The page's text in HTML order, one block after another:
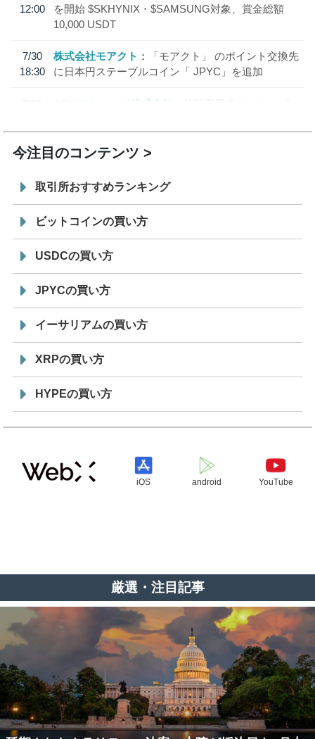
12:00
を開始 $SKHYNIX・$SAMSUNG対象、賞金総額
10,000 USDT
7/30
18:30
株式会社モアクト
「モアクト」 のポイント交換先
に日本円ステーブルコイン「 JPYC」を追加
7/29
SBI VCトレード株式会社
信託型円建てステーブル
今注目のコンテンツ
取引所おすすめランキング
ビットコインの買い方
USDCの買い方
JPYCの買い方
イーサリアムの買い方
XRPの買い方
HYPEの買い方
iOS android YouTube
厳選・注目記事